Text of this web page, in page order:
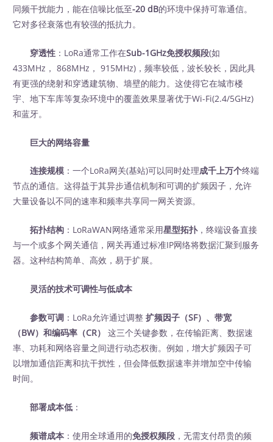
同频干扰能力，能在信噪比低至-20 dB的环境中保持可靠通信。
它对多径衰落也有较强的抵抗力。
穿透性 ：LoRa通常工作在Sub-1GHz免授权频段(如
433MHz， 868MHz， 915MHz)，频率较低，波长较长，因此具
有更强的绕射和穿透建筑物、墙壁的能力。这使得它在城市楼
宇、地下车库等复杂环境中的覆盖效果显著优于Wi-Fi(2.4/5GHz)
和蓝牙。
巨大的网络容量
连接规模 ：一个LoRa网关(基站)可以同时处理成千上万个终端
节点的通信。这得益于其异步通信机制和可调的扩频因子，允许
大量设备以不同的速率和频率共享同一网关资源。
拓扑结构 ：LoRaWAN网络通常采用星型拓扑，终端设备直接
与一个或多个网关通信，网关再通过标准IP网络将数据汇聚到服务
器。这种结构简单、高效，易于扩展。
灵活的技术可调性与低成本
参数可调 ：LoRa允许通过调整扩频因子（SF）、带宽
（BW）和编码率（CR）
‍ 这三个关键参数，在传输距离、数据速
率、功耗和网络容量之间进行动态权衡。例如，增大扩频因子可
以增加通信距离和抗干扰性，但会降低数据速率并增加空中传输
时间。
部署成本低 ：
频谱成本 ：使用全球通用的免授权频段 ，无需支付昂贵的频